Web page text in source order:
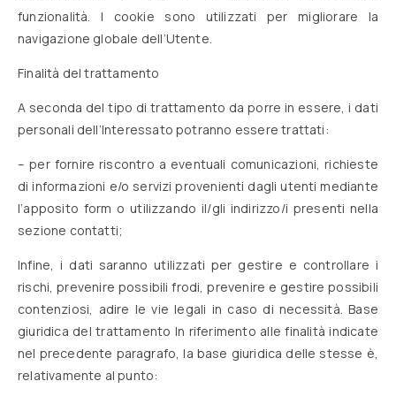
funzionalità. I cookie sono utilizzati per migliorare la
navigazione globale dell’Utente.
Finalità del trattamento
A seconda del tipo di trattamento da porre in essere, i dati
personali dell’Interessato potranno essere trattati:
– per fornire riscontro a eventuali comunicazioni, richieste
di informazioni e/o servizi provenienti dagli utenti mediante
l’apposito form o utilizzando il/gli indirizzo/i presenti nella
sezione contatti;
Infine, i dati saranno utilizzati per gestire e controllare i
rischi, prevenire possibili frodi, prevenire e gestire possibili
contenziosi, adire le vie legali in caso di necessità. Base
giuridica del trattamento In riferimento alle finalità indicate
nel precedente paragrafo, la base giuridica delle stesse è,
relativamente al punto: